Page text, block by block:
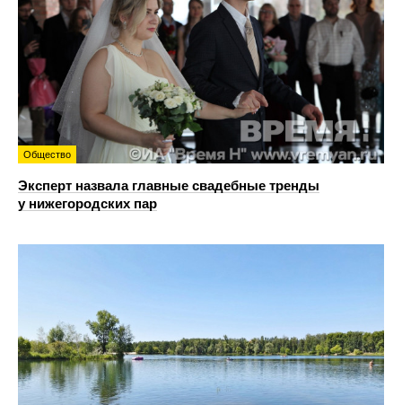
Общество
Эксперт назвала главные свадебные тренды
у нижегородских пар